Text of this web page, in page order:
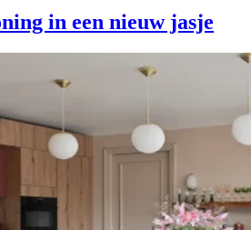
in een nieuw jasje